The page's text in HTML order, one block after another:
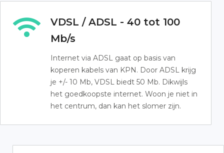
VDSL / ADSL - 40 tot 100
Mb/s
Internet via ADSL gaat op basis van
koperen kabels van KPN. Door ADSL krijg
je +/- 10 Mb, VDSL biedt 50 Mb. Dikwijls
het goedkoopste internet. Woon je niet in
het centrum, dan kan het slomer zijn.